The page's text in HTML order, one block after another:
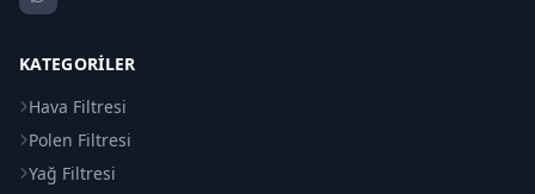
KATEGORILER
Hava Filtresi
Polen Filtresi
Yağ Filtresi